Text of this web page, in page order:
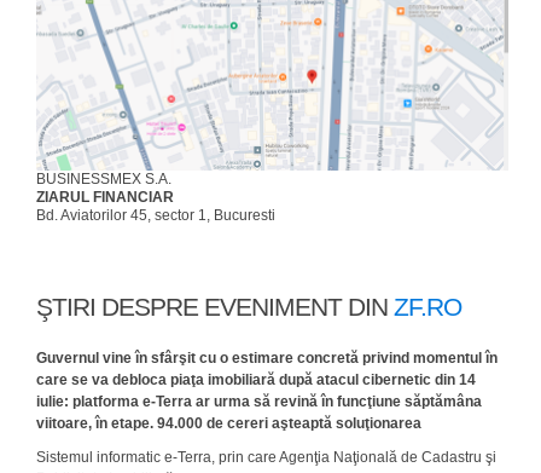
BUSINESSMEX S.A.
ZIARUL FINANCIAR
Bd. Aviatorilor 45, sector 1, Bucuresti
ŞTIRI DESPRE EVENIMENT DIN ZF.RO
Guvernul vine în sfârşit cu o estimare concretă privind momentul în
care se va debloca piaţa imobiliară după atacul cibernetic din 14
iulie: platforma e-Terra ar urma să revină în funcţiune săptămâna
viitoare, în etape. 94.000 de cereri aşteaptă soluţionarea
Sistemul informatic e-Terra, prin care Agenţia Naţională de Cadastru şi